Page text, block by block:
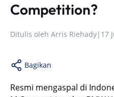
Competition?
Ditulis oleh Arris Riehady| 17
Bagikan
Resmi mengaspal di